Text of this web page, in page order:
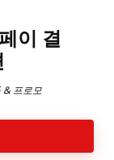
이 결
& 프로모